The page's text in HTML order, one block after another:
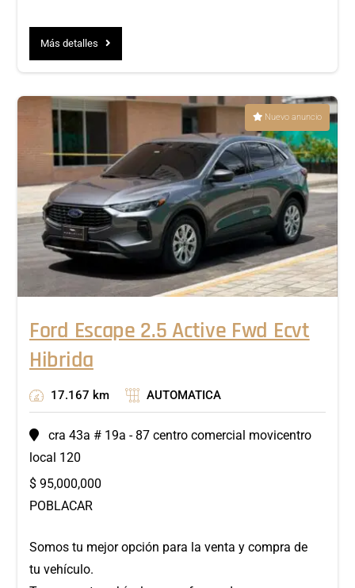
Más detalles
Nuevo anuncio
Ford Escape 2.5 Active Fwd Ecvt
Hibrida
17.167 km AUTOMATICA
cra 43a # 19a - 87 centro comercial movicentro
local 120
$ 95,000,000
POBLACAR
Somos tu mejor opción para la venta y compra de
tu vehículo.